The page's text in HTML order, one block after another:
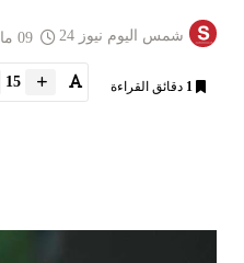
شمس اليوم نيوز 24
1 دقائق القراءة 15